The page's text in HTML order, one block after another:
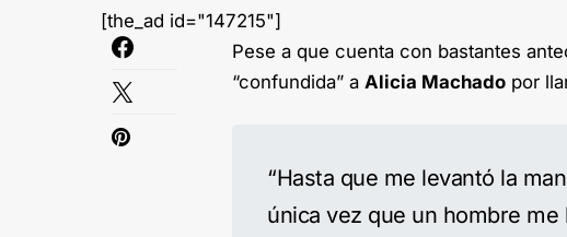
[the_ad id="147215"]
Pese a que cuenta con bastantes
“confundida” a Alicia Machado por
“Hasta que me levantó la
única vez que un hombre